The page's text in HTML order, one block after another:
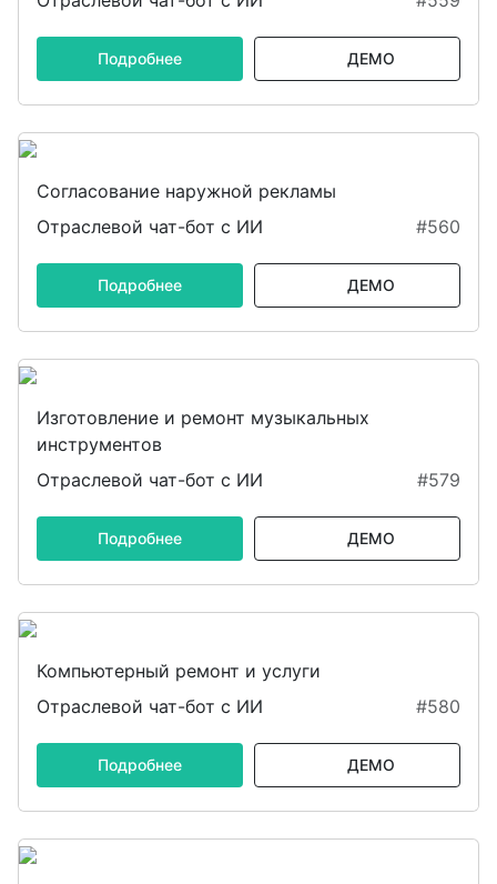
Подробнее ДЕМО
Согласование наружной рекламы
Отраслевой чат-бот с ИИ
#560
Подробнее ДЕМО
Изготовление и ремонт музыкальных
инструментов
Отраслевой чат-бот с ИИ
#579
Подробнее ДЕМО
Компьютерный ремонт и услуги
Отраслевой чат-бот с ИИ
#580
Подробнее ДЕМО